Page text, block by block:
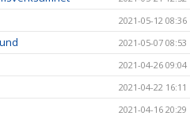
2021-05-12 08:36
2021-05-07 08:53
2021-04-26 09:04
2021-04-22 16:11
2021-04-16 20:29